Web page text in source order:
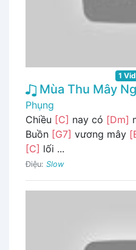
1
Mùa Thu Mây
Phụng
Chiều [C] nay có [Dm]
Buồn [G7] vương mây
[C] lối ...
Điệu: Slow